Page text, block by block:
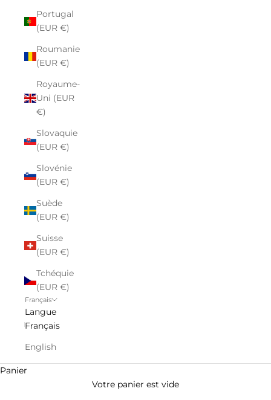
Portugal
(EUR €)
Roumanie
(EUR €)
Royaume-
Uni (EUR
€)
Slovaquie
(EUR €)
Slovénie
(EUR €)
Suède
(EUR €)
Suisse
(EUR €)
Tchéquie
(EUR €)
Français
Langue
Français
English
Panier
Votre panier est vide